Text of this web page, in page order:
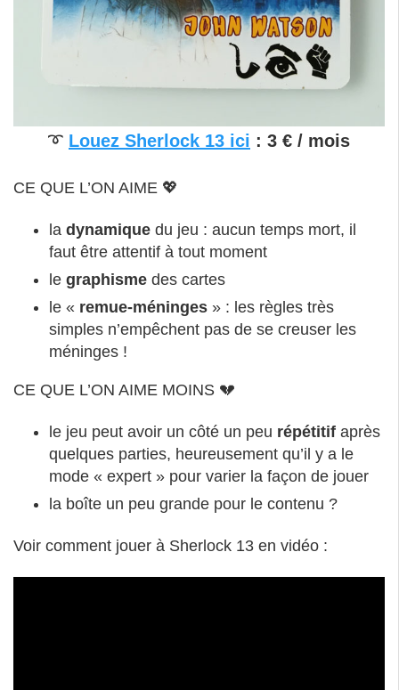
➰ Louez Sherlock 13 ici : 3 € / mois
CE QUE L’ON AIME 💖
la dynamique du jeu : aucun temps mort, il
faut être attentif à tout moment
le graphisme des cartes
le « remue-méninges » : les règles très
simples n’empêchent pas de se creuser les
méninges !
CE QUE L’ON AIME MOINS 💔
le jeu peut avoir un côté un peu répétitif après
quelques parties, heureusement qu’il y a le
mode « expert » pour varier la façon de jouer
la boîte un peu grande pour le contenu ?
Voir comment jouer à Sherlock 13 en vidéo :